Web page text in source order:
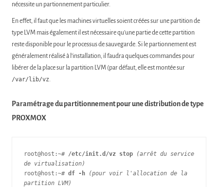
nécessite un partionnement particulier.
En effet, il faut que les machines virtuelles soient créées sur une partition de
type LVM mais également il est nécessaire qu’une partie de cette partition
reste disponible pour le processus de sauvegarde. Si le partionnement est
généralement réalisé à l’installation, il faudra quelques commandes pour
libérer de la place sur la partition LVM (par défaut, elle est montée sur
/var/lib/vz.
Paramétrage du partitionnement pour une distribution de type
PROXMOX
root@host:~# /etc/init.d/vz stop
(arrêt du service
de virtualisation)
root@host:~# df -h
(pour voir l'allocation de la
partition LVM)